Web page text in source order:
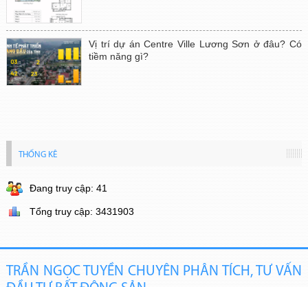
Vị trí dự án Centre Ville Lương Sơn ở đâu? Có
tiềm năng gì?
THỐNG KÊ
Đang truy cập: 41
Tổng truy cập: 3431903
TRẦN NGỌC TUYỀN CHUYÊN PHÂN TÍCH, TƯ VẤN